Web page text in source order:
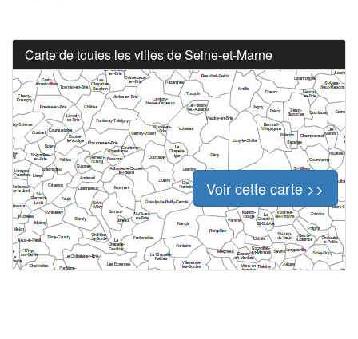
Carte de toutes les villes de Seine-et-Marne
Voir cette carte >>